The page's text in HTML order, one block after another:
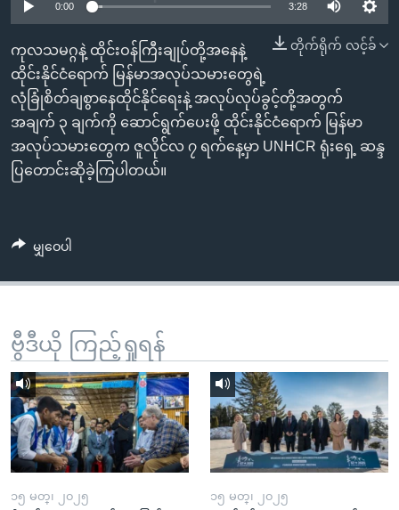
စာမျက်နှာ
သို့
ကျော်
ကြည့်
ရန်
ရှာဖွေ
သို့
ဗွီအိုအေ လူမှုကွန်ယက်များ
ဘာသာစကားများ
0:00 3:28
တိုက်ရိုက် လင့်ခ်
ကုလသမဂ္ဂနဲ့ ထိုင်းဝန်ကြီးချုပ်တို့အနေနဲ့
ထိုင်းနိုင်ငံရောက် မြန်မာအလုပ်သမားတွေရဲ့
လုံခြုံစိတ်ချစွာနေထိုင်နိုင်ရေးနဲ့ အလုပ်လုပ်ခွင့်တို့အတွက်
အချက် ၃ ချက်ကို ဆောင်ရွက်ပေးဖို့ ထိုင်းနိုင်ငံရောက် မြန်မာ
အလုပ်သမားတွေက ဇူလိုင်လ ၇ ရက်နေ့မှာ UNHCR ရုံးရှေ့ ဆန္ဒ
ပြတောင်းဆိုခဲ့ကြပါတယ်။
မျှဝေပါ
ဗွီဒီယို ကြည့်ရှုရန်
၁၅ မတ္၊ ၂၀၂၅ ၁၅ မတ္၊ ၂၀၂၅